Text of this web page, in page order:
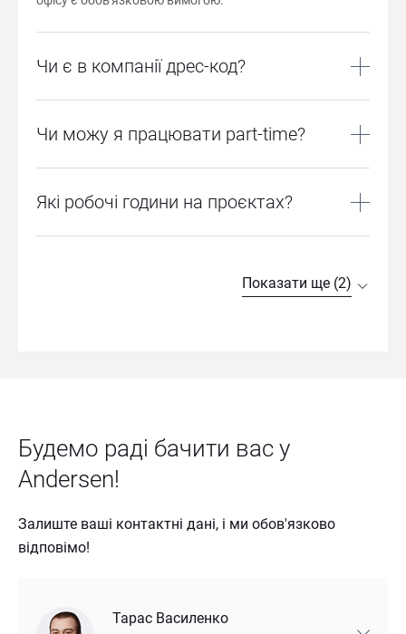
Чи є в компанії дрес-код?
комфортний. Якщо спекотно, прийнятним є легкий
маємо охайний вигляд.
Чи можу я працювати part-time?
Які робочі години на проєктах?
робочий день розпочинається о 9:00 і завершується о
Показати ще (2)
Будемо раді бачити вас у
Andersen!
Залиште ваші контактні дані, і ми обов'язково
відповімо!
Тарас Василенко